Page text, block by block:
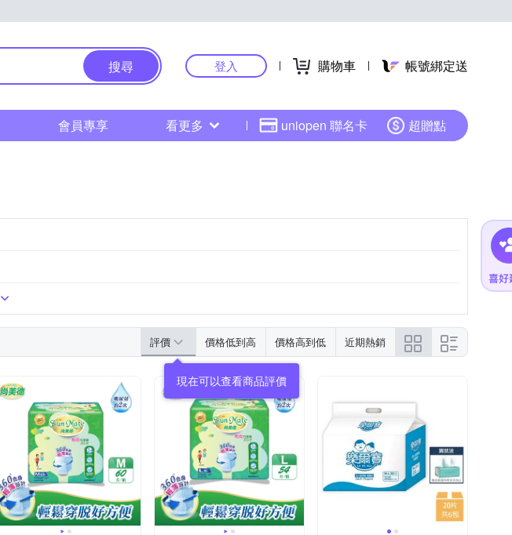
搜尋 登入 購物車 帳號綁定送
會員專享 看更多 uniopen 聯名卡 超贈點
評價 價格低到高 價格高到低 近期熱銷
現在可以查看商品評價